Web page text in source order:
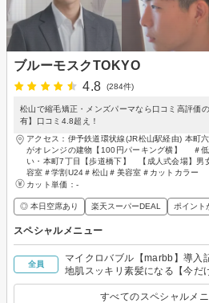
ブルーモスクTOKYO
4.8
(284件)
松山で縮毛矯正・メンズパーマなら口コミ高評価
有】口コミ4.8超え！
アクセス：伊予鉄道環状線(JR松山駅経由) 本
がオレンジの建物【100円パーキング横】 ＃
い・本町7丁目【歩道橋下】 【成人式会場】男
容室＃学割U24＃松山＃美容室＃カットカラー
カット単価： -
◎ 本日空席あり 楽天スーパーDEAL ポイント
スペシャルメニュー
全員
マイクロバブル【marbb】導入
地肌スッキリ素髪になる【今だ
すべてのスペシャルメ